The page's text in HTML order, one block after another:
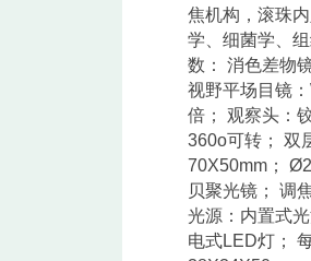
焦机构，滚珠
学、细菌学、
数： 消色差物
视野平场目镜
倍； 观察头：
360o可转； 双
70X50mm；
贝聚光镜； 调
光源：内置式
电式LED灯；